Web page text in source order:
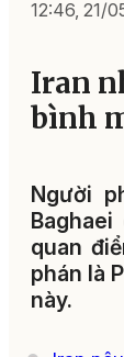
12:46, 21/
Iran
bình
Người
quan
phán là
này.